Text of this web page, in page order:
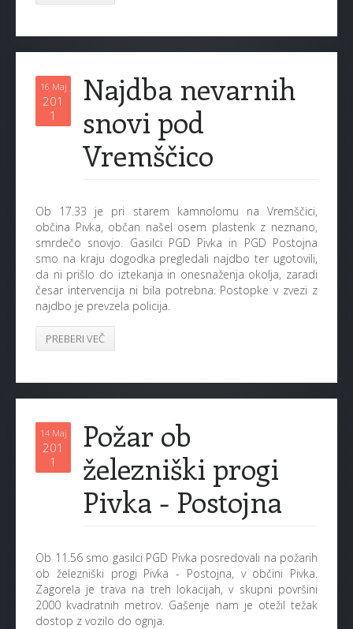
16 Maj
201
1
Najdba nevarnih
snovi pod
Vremščico
Ob 17.33 je pri starem kamnolomu na Vremščici,
občina Pivka, občan našel osem plastenk z neznano,
smrdečo snovjo. Gasilci PGD Pivka in PGD Postojna
smo na kraju dogodka pregledali najdbo ter ugotovili,
da ni prišlo do iztekanja in onesnaženja okolja, zaradi
česar intervencija ni bila potrebna. Postopke v zvezi z
najdbo je prevzela policija.
PREBERI VEČ
14 Maj
201
1
Požar ob
železniški progi
Pivka - Postojna
Ob 11.56 smo gasilci PGD Pivka posredovali na požarih
ob železniški progi Pivka - Postojna, v občini Pivka.
Zagorela je trava na treh lokacijah, v skupni površini
2000 kvadratnih metrov. Gašenje nam je otežil težak
dostop z vozilo do ognja.